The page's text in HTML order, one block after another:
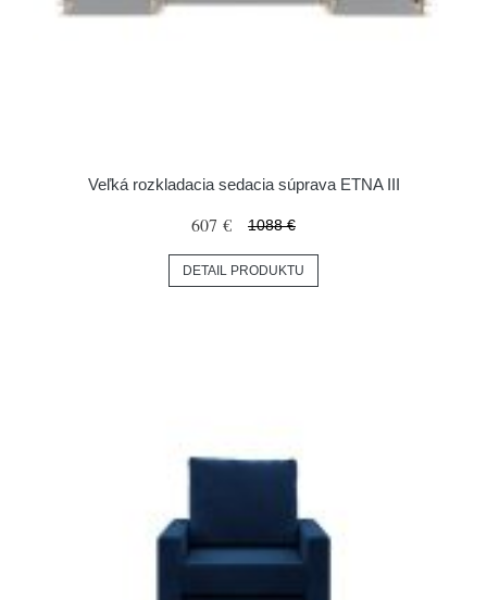
Veľká rozkladacia sedacia súprava ETNA III
607 € 1088 €
DETAIL PRODUKTU